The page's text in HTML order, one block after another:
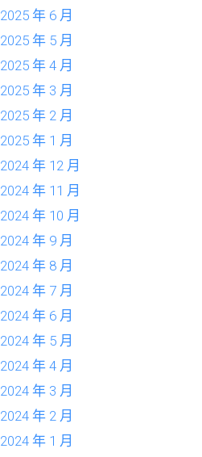
2025 年 6 月
2025 年 5 月
2025 年 4 月
2025 年 3 月
2025 年 2 月
2025 年 1 月
2024 年 12 月
2024 年 11 月
2024 年 10 月
2024 年 9 月
2024 年 8 月
2024 年 7 月
2024 年 6 月
2024 年 5 月
2024 年 4 月
2024 年 3 月
2024 年 2 月
2024 年 1 月